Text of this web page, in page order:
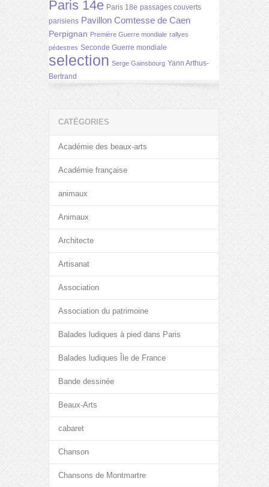
Paris 14e Paris 18e passages couverts
parisiens Pavillon Comtesse de Caen
Perpignan Première Guerre mondiale rallyes
pédestres Seconde Guerre mondiale
selection Serge Gainsbourg Yann Arthus-
Bertrand
CATÉGORIES
Académie des beaux-arts
Académie française
animaux
Animaux
Architecte
Artisanat
Association
Association du patrimoine
Balades ludiques à pied dans Paris
Balades ludiques Île de France
Bande dessinée
Beaux-Arts
cabaret
Chanson
Chansons de Montmartre